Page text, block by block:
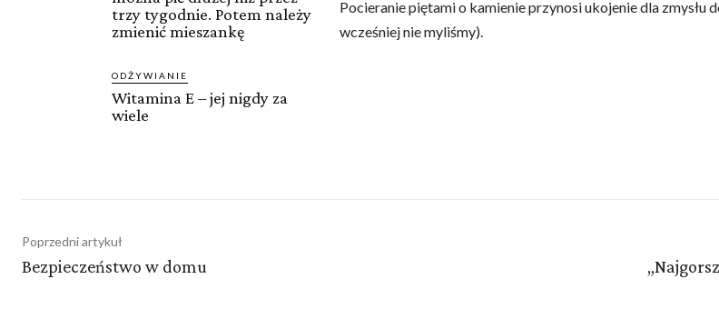
trzy tygodnie. Potem należy
zmienić mieszankę
ODŻYWIANIE
Witamina E – jej nigdy za
wiele
Pocieranie piętami o kamienie przynosi ukojenie dla zmysłu
wcześniej nie myliśmy).
Poprzedni artykuł
Bezpieczeństwo w domu